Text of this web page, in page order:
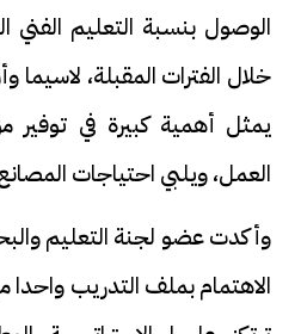
الوصول بنسبة التعليم الفني
خلال الفترات المقبلة، لاسيما
يمثل أهمية كبيرة في
العمل، ويلبي احتياجات
وأكدت عضو لجنة التعليم
الاهتمام بملف التدريب